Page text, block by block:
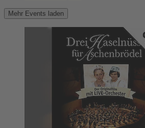
Mehr Events laden